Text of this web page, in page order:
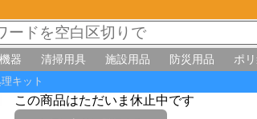
器 清掃用具 施設用品 防災用品 ポ
理キット
この商品はただいま休止中です